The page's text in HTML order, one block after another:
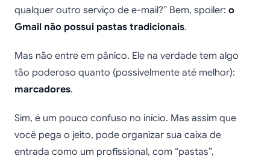
qualquer outro serviço de e-mail?” Bem, spoiler: o
Gmail não possui pastas tradicionais.
Mas não entre em pânico. Ele na verdade tem algo
tão poderoso quanto (possivelmente até melhor):
marcadores.
Sim, é um pouco confuso no início. Mas assim que
você pega o jeito, pode organizar sua caixa de
entrada como um profissional, com “pastas”,